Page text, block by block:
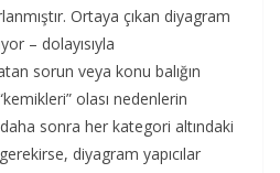
Ortaya çıkan diyagram
– dolayısıyla
sorun veya konu balığın
olası nedenlerin
sonra her kategori altındaki
diyagram yapıcılar